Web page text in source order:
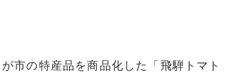
市の特産品を商品化した「飛騨トマト